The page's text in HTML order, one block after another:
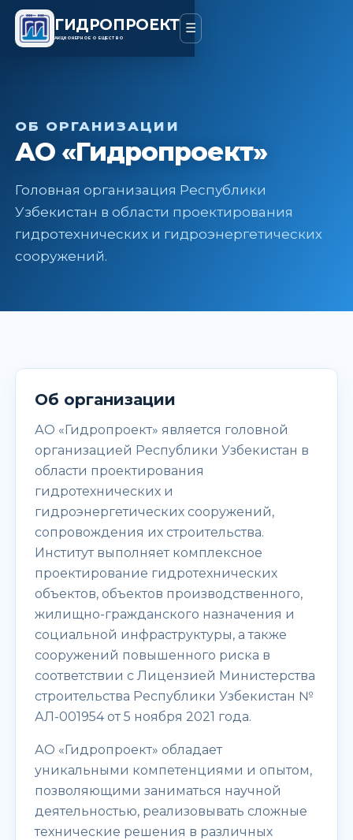
ГИДРОПРОЕКТ
АКЦИОНЕРНОЕ ОБЩЕСТВО
☰
ОБ ОРГАНИЗАЦИИ
АО «Гидропроект»
Головная организация Республики
Узбекистан в области проектирования
гидротехнических и гидроэнергетических
сооружений.
Об организации
АО «Гидропроект» является головной
организацией Республики Узбекистан в
области проектирования
гидротехнических и
гидроэнергетических сооружений,
сопровождения их строительства.
Институт выполняет комплексное
проектирование гидротехнических
объектов, объектов производственного,
жилищно-гражданского назначения и
социальной инфраструктуры, а также
сооружений повышенного риска в
соответствии с Лицензией Министерства
строительства Республики Узбекистан №
АЛ-001954 от 5 ноября 2021 года.
АО «Гидропроект» обладает
уникальными компетенциями и опытом,
позволяющими заниматься научной
деятельностью, реализовывать сложные
технические решения в различных